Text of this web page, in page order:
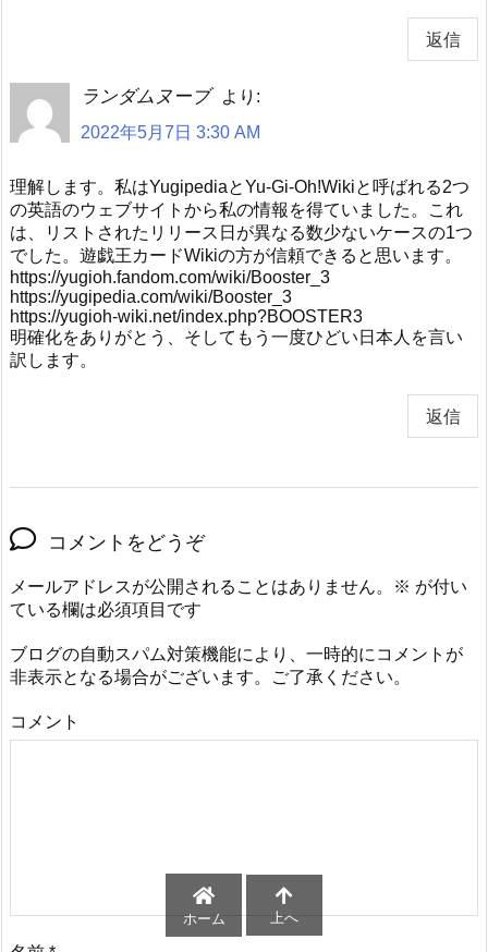
返信
ランダムヌーブ
より:
2022年5月7日 3:30 AM
理解します。私はYugipediaとYu-Gi-Oh!Wikiと呼ばれる2つ
の英語のウェブサイトから私の情報を得ていました。これ
は、リストされたリリース日が異なる数少ないケースの1つ
でした。遊戯王カードWikiの方が信頼できると思います。
https://yugioh.fandom.com/wiki/Booster_3
https://yugipedia.com/wiki/Booster_3
https://yugioh-wiki.net/index.php?BOOSTER3
明確化をありがとう、そしてもう一度ひどい日本人を言い
訳します。
返信
コメントをどうぞ
メールアドレスが公開されることはありません。 ※ が付い
ている欄は必須項目です
ブログの自動スパム対策機能により、一時的にコメントが
非表示となる場合がございます。ご了承ください。
コメント
ホーム 上へ